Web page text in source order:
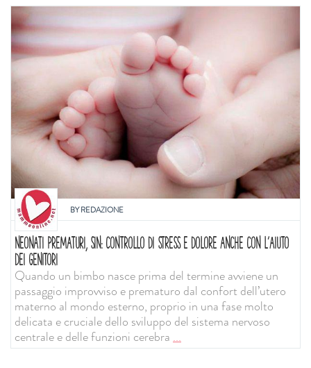
BYREDAZIONE
NEONATI PREMATURI, SIN: CONTROLLO DI STRESS E DOLORE ANCHE CON L'AIUTO
DEI GENITORI
Quando un bimbo nasce prima del termine avviene un
passaggio improvviso e prematuro dal confort dell’utero
materno al mondo esterno, proprio in una fase molto
delicata e cruciale dello sviluppo del sistema nervoso
centrale e delle funzioni cerebra...